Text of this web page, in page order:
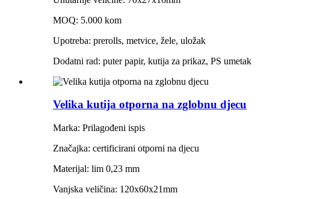
MOQ: 5.000 kom
Upotreba: prerolls, metvice, žele, uložak
Dodatni rad: puter papir, kutija za prikaz, PS umetak
Velika kutija otporna na zglobnu djecu
Marka: Prilagođeni ispis
Značajka: certificirani otporni na djecu
Materijal: lim 0,23 mm
Vanjska veličina: 120x60x21mm